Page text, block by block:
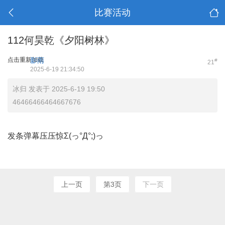
比赛活动
112何昊乾《夕阳树林》
点击重新加载 21#
影雨
2025-6-19 21:34:50
冰归 发表于 2025-6-19 19:50
46466466464667676
发条弹幕压压惊Σ(っ°Д°;)っ
上一页 第3页 下一页